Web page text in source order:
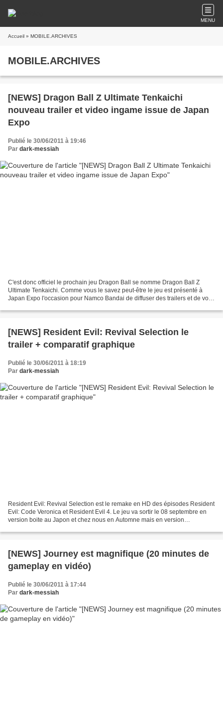
MENU
Accueil » MOBILE.ARCHIVES
MOBILE.ARCHIVES
[NEWS] Dragon Ball Z Ultimate Tenkaichi
nouveau trailer et video ingame issue de Japan
Expo
Publié le 30/06/2011 à 19:46
Par dark-messiah
C'est donc officiel le prochain jeu Dragon Ball se nomme Dragon Ball Z
Ultimate Tenkaichi. Comme vous le savez peut-être le jeu est présenté à
Japan Expo l'occasion pour Namco Bandai de diffuser des trailers et de voir
[NEWS] Resident Evil: Revival Selection le
trailer + comparatif graphique
Publié le 30/06/2011 à 18:19
Par dark-messiah
Resident Evil: Revival Selection est le remake en HD des épisodes Resident
Evil: Code Veronica et Resident Evil 4. Le jeu va sortir le 08 septembre en
version boite au Japon et chez nous en Automne mais en version
[NEWS] Journey est magnifique (20 minutes de
gameplay en vidéo)
Publié le 30/06/2011 à 17:44
Par dark-messiah